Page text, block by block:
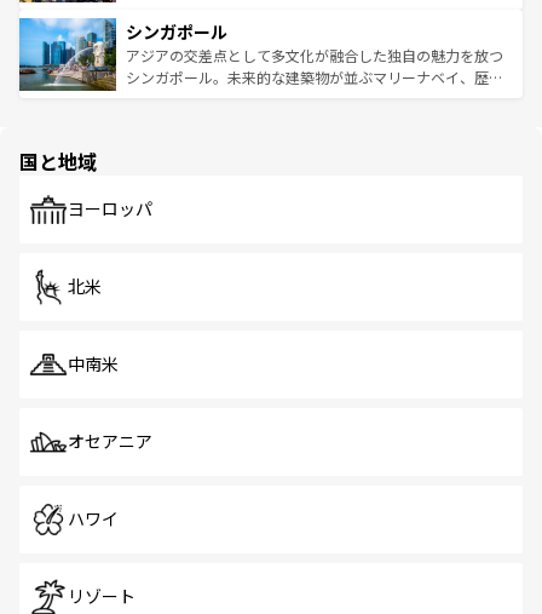
参照してほしい。
激する。気候は一年中温暖で、どの季節にも異なる楽しみ
が待っている。親しみやすいタイの人々、仏教を中心とし
た文化、そして多様な観光資源が、訪れる旅人を魅了し続
み、どこを訪れても感動するはず。観光スポットが密集し
ており、効率よく見どころを回れるのも魅力。息をのむよ
うな絶景から文化的な体験まで、香港を存分に楽しみ尽く
シンガポール
アジアの交差点として多文化が融合した独自の魅力を放つ
シンガポール。未来的な建築物が並ぶマリーナベイ、歴史
で、ホーカーズは地元の風情を楽しめる外せないスポット
国と地域
ヨーロッパ
北米
中南米
オセアニア
ハワイ
リゾート